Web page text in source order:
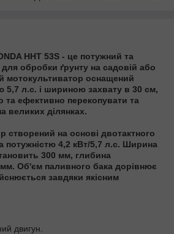
HHT 53S - це потужний та
для обробки ґрунту на садовій або
мотокультиватор оснащений
5,7 л.с. і шириною захвату в 30 см,
ефективно перекопувати та
великих ділянках.
створений на основі двотактного
потужністю 4,2 кВт/5,7 л.с. Ширина
300 мм, глибина
мм. Об'єм паливного бака дорівнює
завдяки якісним
двигун.